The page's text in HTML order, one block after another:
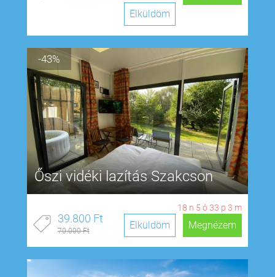
Elküldöm
-43%
Őszi vidéki lazítás Szakcson
18 n 5 ó33 p 2 m
39.800 Ft
70.000 Ft Megnézem
Elküldöm